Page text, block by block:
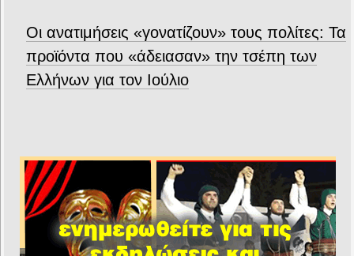
Οι ανατιμήσεις «γονατίζουν» τους πολίτες: Τα
προϊόντα που «άδειασαν» την τσέπη των
Ελλήνων για τον Ιούλιο